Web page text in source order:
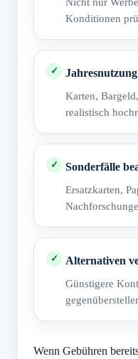
Konditionen
Karten,
realistisch
Sonderfälle
Ersatzkarten,
Alternativen
Günstigere
Wenn Gebühren